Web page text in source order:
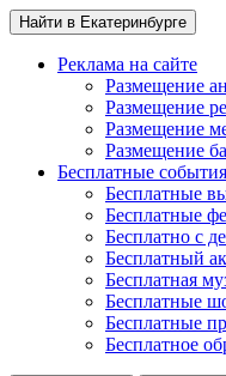
Найти в Екатеринбурге
Реклама на сайте
Размещение
Размещение
Размещение
Размещение
Бесплатные события
Бесплатные
Бесплатные
Бесплатно с
Бесплатный
Бесплатная
Бесплатные
Бесплатные
Бесплатное